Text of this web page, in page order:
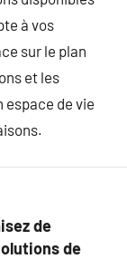
à vos
sur le plan
et les
espace de vie
de
de